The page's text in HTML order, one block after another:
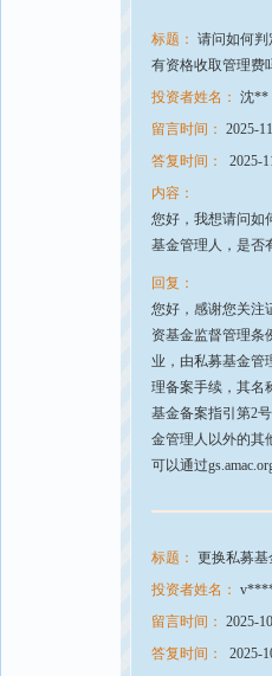
标题： 请问如何
有资格收取管理费
投资者姓名： 沈**
留言时间： 2025-
答复时间：
2025-
内容：
您好，我想请问如
基金管理人，是否
回复：
您好，感谢您关注
资基金监督管理条
业，由私募基金管
理备案手续，其名
基金备案指引第2
金管理人以外的其
可以通过
标题： 更换私募基
投资者姓名：
留言时间： 2025-
答复时间：
2025-